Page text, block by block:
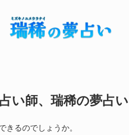
い師、瑞稀の夢占い
きるのでしょうか。